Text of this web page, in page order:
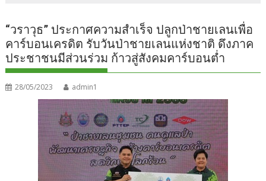
“วราวุธ” ประกาศความสำเร็จ ปลูกป่าชายเลนเพื่อ
คาร์บอนเครดิต รับวันป่าชายเลนแห่งชาติ ดึงภาค
ประชาชนมีส่วนร่วม ก้าวสู่สังคมคาร์บอนต่ำ
28/05/2023 admin1